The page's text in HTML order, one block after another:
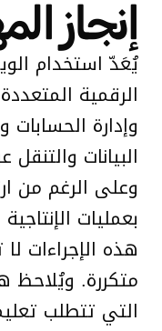
إنجاز
يُعَدّ استخدام
الرقمية
وإدارة
البيانات
وعلى الرغم من
بعمليات
هذه الإجراءات
متكررة.
التي تتطلب